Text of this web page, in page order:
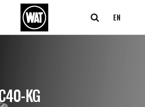
EN
KG